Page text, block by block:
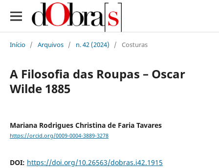
Início / Arquivos / n. 42 (2024) / Costuras
A Filosofia das Roupas – Oscar
Wilde 1885
Mariana Rodrigues Christina de Faria Tavares
https://orcid.org/0009-0004-3889-3278
DOI: https://doi.org/10.26563/dobras.i42.1915